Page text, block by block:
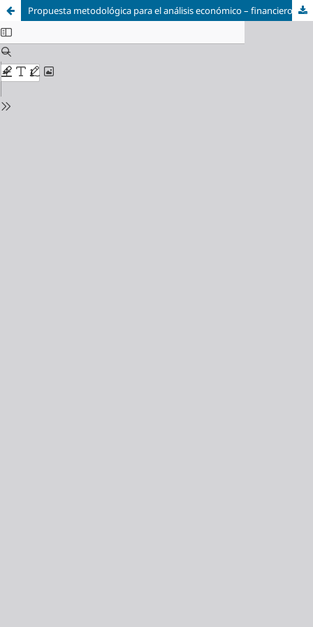
Propuesta metodológica para el análisis económico – financiero corriente y perspectivo en la UEB “Santa Úrsula”